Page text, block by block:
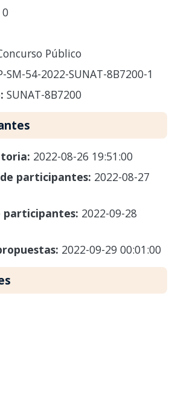
0
Público
SM-54-2022-SUNAT-8B7200-1
SUNAT-8B7200
2022-08-26 19:51:00
participantes: 2022-08-27
participantes: 2022-09-28
2022-09-29 00:01:00